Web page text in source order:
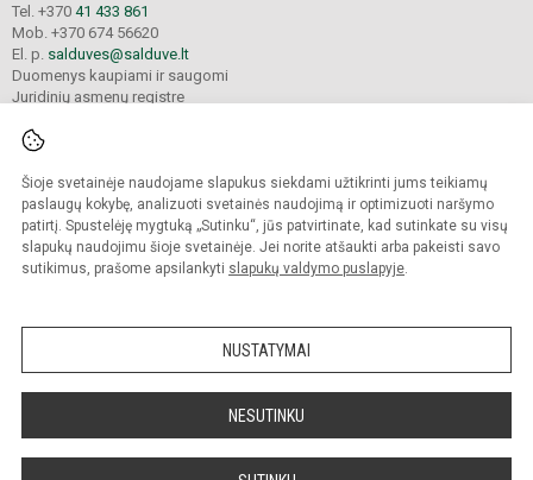
Šioje svetainėje naudojame slapukus siekdami užtikrinti jums teikiamų
paslaugų kokybę, analizuoti svetainės naudojimą ir optimizuoti naršymo
patirtį. Spustelėję mygtuką „Sutinku“, jūs patvirtinate, kad sutinkate su visų
slapukų naudojimu šioje svetainėje. Jei norite atšaukti arba pakeisti savo
sutikimus, prašome apsilankyti slapukų valdymo puslapyje.
NUSTATYMAI
NESUTINKU
Tel. +370 41 433 861
Mob. +370 674 56620
El. p. salduves@salduve.lt
Duomenys kaupiami ir saugomi
Juridinių asmenų registre
© 2026. Šiaulių Salduvės progimnazija. Visos teisės saugomos.
Kopijuoti turinį be raštiško įstaigos administracijos sutikimo griežtai draudžiama.